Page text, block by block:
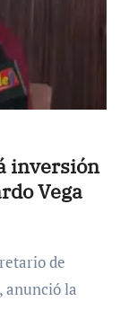
inversión
Vega
anunció la